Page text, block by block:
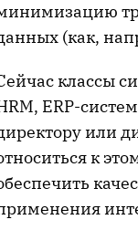
(как,
классы
ERP-
или
к